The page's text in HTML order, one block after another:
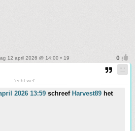
12 april 2026 @ 14:00 • 19
'echt wel'
2026 13:59 schreef Harvest89 het